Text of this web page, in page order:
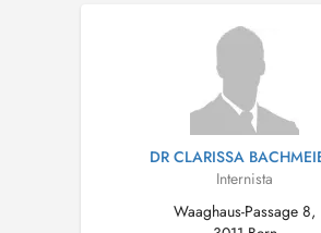
DR CLARISSA
Internista
Waaghaus-Passage 8,